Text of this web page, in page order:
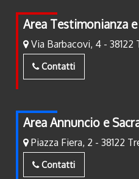
Area Testimonianza
Via Barbacovi, 4 - 38122
Contatti
Area Annuncio e
Piazza Fiera, 2 - 38122
Contatti